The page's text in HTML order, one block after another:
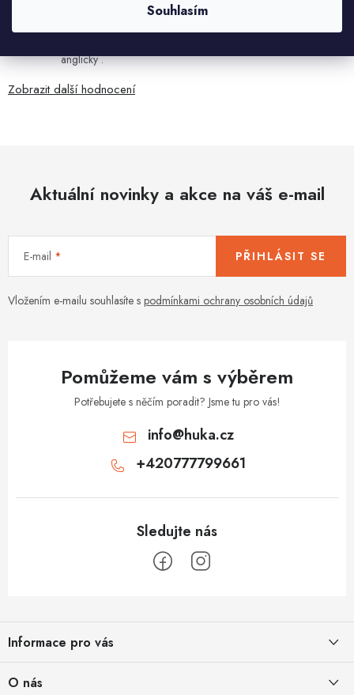
Souhlasím
7.8.2026
anglicky .
Zobrazit další hodnocení
Aktuální novinky a akce na váš e-mail
E-mail
Vložením e-mailu souhlasíte s podmínkami ochrany osobních údajů
PŘIHLÁSIT SE
Pomůžeme vám s výběrem
Potřebujete s něčím poradit? Jsme tu pro vás!
info@huka.cz
+420777799661
pInformace pro vás
O nás